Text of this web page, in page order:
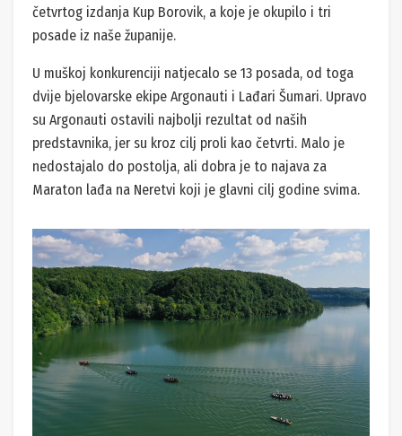
četvrtog izdanja Kup Borovik, a koje je okupilo i tri
posade iz naše županije.
U muškoj konkurenciji natjecalo se 13 posada, od toga
dvije bjelovarske ekipe Argonauti i Lađari Šumari. Upravo
su Argonauti ostavili najbolji rezultat od naših
predstavnika, jer su kroz cilj proli kao četvrti. Malo je
nedostajalo do postolja, ali dobra je to najava za
Maraton lađa na Neretvi koji je glavni cilj godine svima.